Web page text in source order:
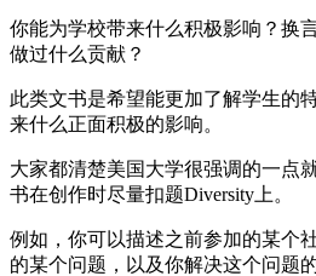
你能为学校带来什么积极影响？换
做过什么贡献？
此类文书是希望能更加了解学生的
来什么正面积极的影响。
大家都清楚美国大学很强调的一点
书在创作时尽量扣题Diversity上。
例如，你可以描述之前参加的某个
的某个问题，以及你解决这个问题